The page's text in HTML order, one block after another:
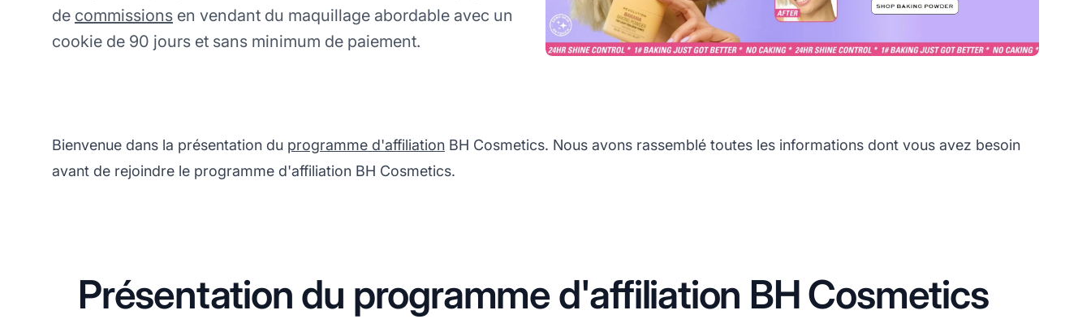
de commissions en vendant du maquillage abordable avec un
cookie de 90 jours et sans minimum de paiement.
Bienvenue dans la présentation du programme d'affiliation BH Cosmetics. Nous avons rassemblé toutes les informations dont vous avez besoin
avant de rejoindre le programme d'affiliation BH Cosmetics.
Présentation du programme d'affiliation BH Cosmetics